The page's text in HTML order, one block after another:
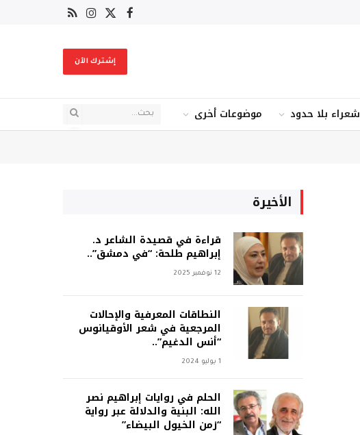
فيسبوك
X
الانستغرام
RSS
إشترك الآن
شعراء بلا حدود موضوعات أخرى
الأخيرة
قراءة في قصيدة الشاعر د.
إبراهيم طلحة: “في دمشق”..
12 نوفمبر 2025
النطاقات المعرفية والإحالات
المرجعية في شعر الأوقيانوس
“أنس الدغيم”..
1 يوليو 2024
الحلم في روايات إبراهيم نصر
الله: البنية والدلالة عبر رواية
“زمن الخيول البيضاء”